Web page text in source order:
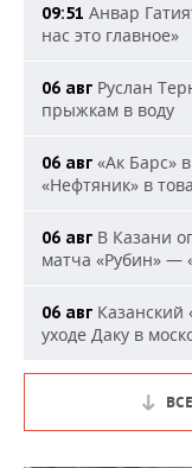
09:51 Анвар
нас это главное»
06 авг Руслан
прыжкам в воду
06 авг «Ак Барс»
«Нефтяник» в
06 авг В Казани
матча «Рубин» —
06 авг Казанский
уходе Даку в